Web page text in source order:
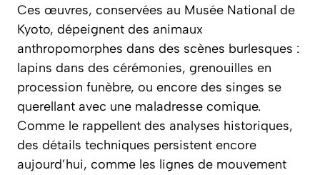
Ces œuvres, conservées au Musée National de
Kyoto, dépeignent des animaux
anthropomorphes dans des scènes burlesques :
lapins dans des cérémonies, grenouilles en
procession funèbre, ou encore des singes se
querellant avec une maladresse comique.
Comme le rappellent des analyses historiques,
des détails techniques persistent encore
aujourd’hui, comme les lignes de mouvement